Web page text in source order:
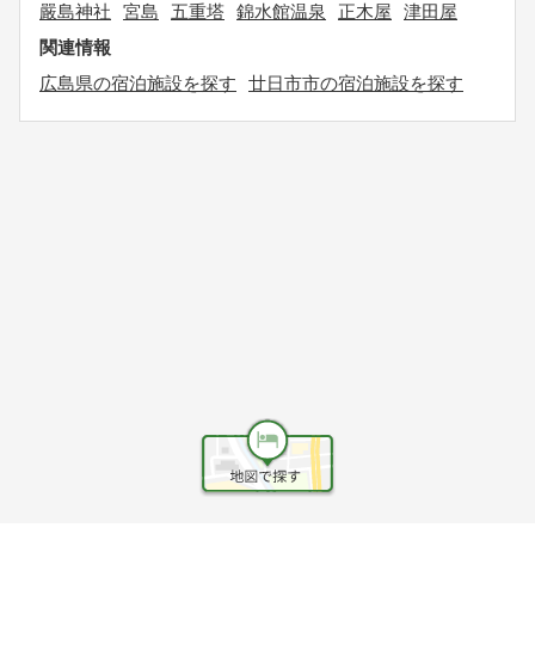
嚴島神社
宮島 五重塔 錦水館温泉 正木屋
津田屋
関連情報
広島県の宿泊施設を探す
廿日市市の宿泊施設を探す